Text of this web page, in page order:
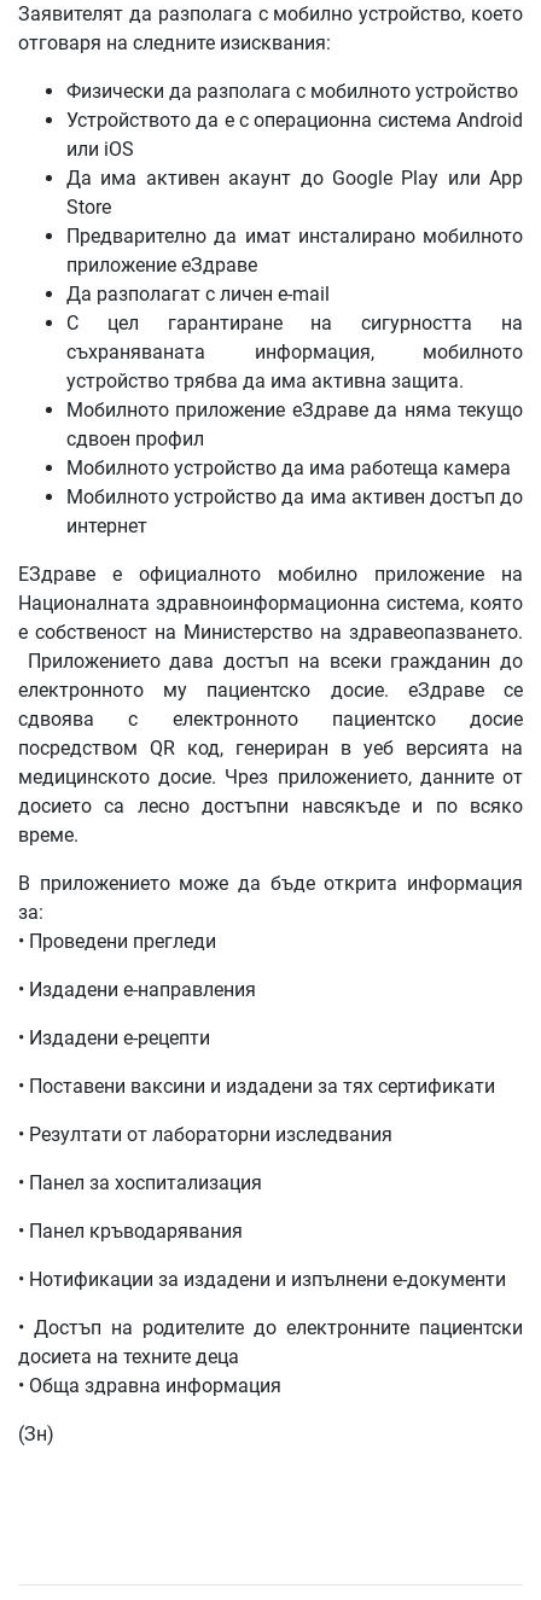
Заявителят да разполага с мобилно устройство, което
отговаря на следните изисквания:
Физически да разполага с мобилното устройство
Устройството да е с операционна система Android
или iOS
Да има активен акаунт до Google Play или App
Store
Предварително да имат инсталирано мобилното
приложение еЗдраве
Да разполагат с личен e-mail
С цел гарантиране на сигурността на
съхраняваната информация, мобилното
устройство трябва да има активна защита.
Мобилното приложение еЗдраве да няма текущо
сдвоен профил
Мобилното устройство да има работеща камера
Мобилното устройство да има активен достъп до
интернет
ЕЗдраве е официалното мобилно приложение на
Националната здравноинформационна система, която
е собственост на Министерство на здравеопазването.
Приложението дава достъп на всеки гражданин до
електронното му пациентско досие. еЗдраве се
сдвоява с електронното пациентско досие
посредством QR код, генериран в уеб версията на
медицинското досие. Чрез приложението, данните от
досието са лесно достъпни навсякъде и по всяко
време.
В приложението може да бъде открита информация
за:
• Проведени прегледи
• Издадени е-направления
• Издадени е-рецепти
• Поставени ваксини и издадени за тях сертификати
• Резултати от лабораторни изследвания
• Панел за хоспитализация
• Панел кръводарявания
• Нотификации за издадени и изпълнени е-документи
• Достъп на родителите до електронните пациентски
досиета на техните деца
• Обща здравна информация
(Зн)